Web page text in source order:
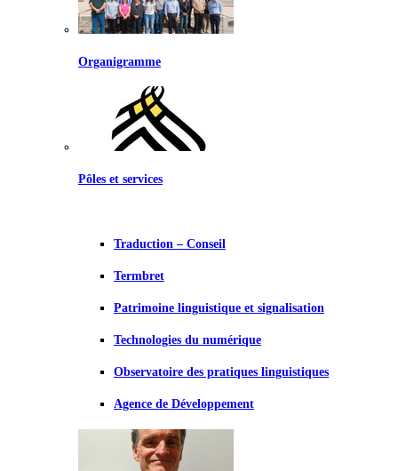
Organigramme
Pôles et services
Traduction – Conseil
Termbret
Patrimoine linguistique et signalisation
Technologies du numérique
Observatoire des pratiques linguistiques
Agence de Développement